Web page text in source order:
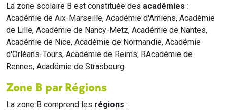
La zone scolaire B est constituée des académies :
Académie de Aix-Marseille, Académie d'Amiens, Académie
de Lille, Académie de Nancy-Metz, Académie de Nantes,
Académie de Nice, Académie de Normandie, Académie
d'Orléans-Tours, Académie de Reims, RAcadémie de
Rennes, Académie de Strasbourg.
Zone B par Régions
La zone B comprend les régions :